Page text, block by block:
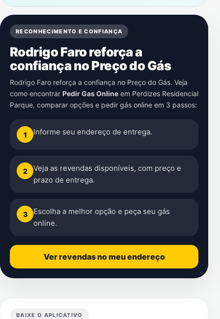
RECONHECIMENTO E CONFIANÇA
Rodrigo Faro reforça a
confiança no Preço do Gás
Rodrigo Faro reforça a confiança no Preço do Gás. Veja
como encontrar Pedir Gas Online em Perdizes Residencial
Parque, comparar opções e pedir gás online em 3 passos:
1 Informe seu endereço de entrega.
2
Veja as revendas disponíveis, com preço e
prazo de entrega.
3
Escolha a melhor opção e peça seu gás
online.
Ver revendas no meu endereço
BAIXE O APLICATIVO